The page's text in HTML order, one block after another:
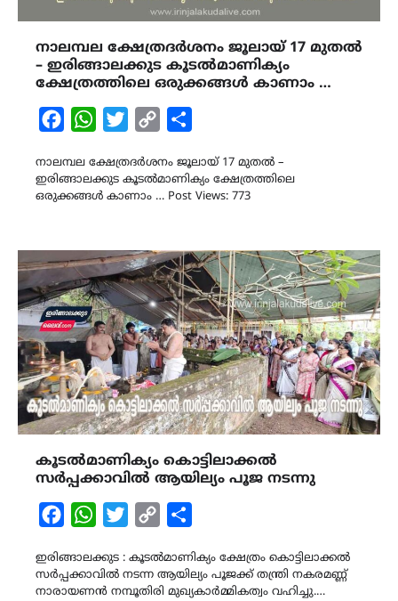
നാലമ്പല ക്ഷേത്രദർശനം ജൂലായ് 17 മുതൽ
– ഇരിങ്ങാലക്കുട കൂടൽമാണിക്യം
ക്ഷേത്രത്തിലെ ഒരുക്കങ്ങൾ കാണാം …
FacebookWhatsAppTwitterCopy
നാലമ്പല ക്ഷേത്രദർശനം ജൂലായ് 17 മുതൽ –
ഇരിങ്ങാലക്കുട കൂടൽമാണിക്യം ക്ഷേത്രത്തിലെ
ഒരുക്കങ്ങൾ കാണാം … Post Views: 773
കൂടൽമാണിക്യം കൊട്ടിലാക്കല്‍
സർപ്പക്കാവിൽ ആയില്യം പൂജ നടന്നു
FacebookWhatsAppTwitterCopy
ഇരിങ്ങാലക്കുട : കൂടല്‍മാണിക്യം ക്ഷേത്രം കൊട്ടിലാക്കല്‍
സര്‍പ്പക്കാവില്‍ നടന്ന ആയില്യം പൂജക്ക് തന്ത്രി നകരമണ്ണ്
നാരായണന്‍ നമ്പൂതിരി മുഖ്യകാര്‍മ്മികത്വം വഹിച്ചു.…